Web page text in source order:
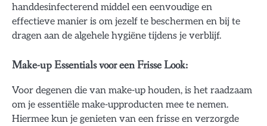
handdesinfecterend middel een eenvoudige en
effectieve manier is om jezelf te beschermen en bij te
dragen aan de algehele hygiëne tijdens je verblijf.
Make-up Essentials voor een Frisse Look:
Voor degenen die van make-up houden, is het raadzaam
om je essentiële make-upproducten mee te nemen.
Hiermee kun je genieten van een frisse en verzorgde